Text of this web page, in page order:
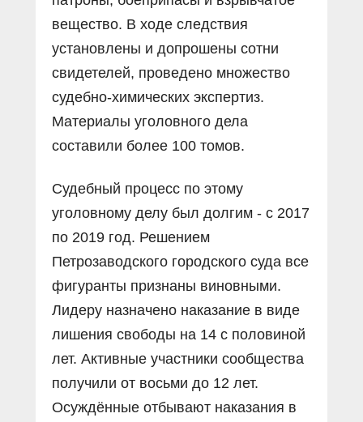
вещество. В ходе следствия
установлены и допрошены сотни
свидетелей, проведено множество
судебно-химических экспертиз.
Материалы уголовного дела
составили более 100 томов.
Судебный процесс по этому
уголовному делу был долгим - с 2017
по 2019 год. Решением
Петрозаводского городского суда все
фигуранты признаны виновными.
Лидеру назначено наказание в виде
лишения свободы на 14 с половиной
лет. Активные участники сообщества
получили от восьми до 12 лет.
Осуждённые отбывают наказания в